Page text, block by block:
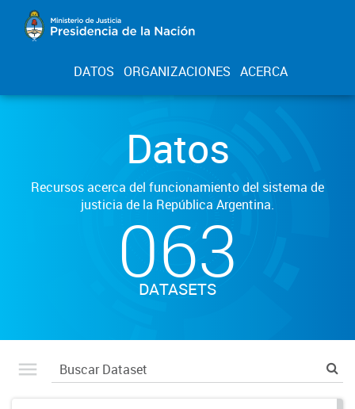
DATOS ORGANIZACIONES ACERCA
Datos
Recursos acerca del funcionamiento del sistema de
justicia de la República Argentina.
063
DATASETS